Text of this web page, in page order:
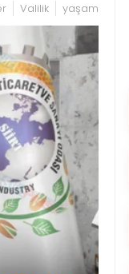
Valilik yaşam